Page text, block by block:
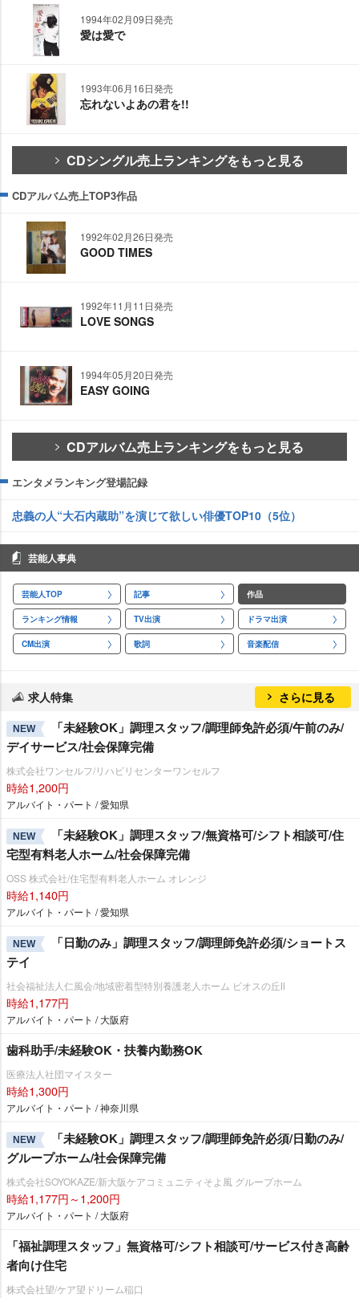
1994年02月09日発売
愛は愛で
1993年06月16日発売
忘れないよあの君を!!
CDシングル売上ランキングをもっと見る
CDアルバム売上TOP3作品
1992年02月26日発売
GOOD TIMES
1992年11月11日発売
LOVE SONGS
1994年05月20日発売
EASY GOING
CDアルバム売上ランキングをもっと見る
エンタメランキング登場記録
忠義の人“大石内蔵助”を演じて欲しい俳優TOP10（5位）
芸能人事典
芸能人TOP 記事 作品
ランキング情報 TV出演 ドラマ出演
CM出演 歌詞 音楽配信
求人特集 さらに見る
NEW
「未経験OK」調理スタッフ/調理師免許必須/午前のみ/
デイサービス/社会保障完備
株式会社ワンセルフ/リハビリセンターワンセルフ
時給1,200円
アルバイト・パート / 愛知県
NEW
「未経験OK」調理スタッフ/無資格可/シフト相談可/住
宅型有料老人ホーム/社会保障完備
OSS 株式会社/住宅型有料老人ホーム オレンジ
時給1,140円
アルバイト・パート / 愛知県
NEW
「日勤のみ」調理スタッフ/調理師免許必須/ショートス
テイ
社会福祉法人仁風会/地域密着型特別養護老人ホーム ビオスの丘Ⅱ
時給1,177円
アルバイト・パート / 大阪府
歯科助手/未経験OK・扶養内勤務OK
医療法人社団マイスター
時給1,300円
アルバイト・パート / 神奈川県
NEW
「未経験OK」調理スタッフ/調理師免許必須/日勤のみ/
グループホーム/社会保障完備
株式会社SOYOKAZE/新大阪ケアコミュニティそよ風 グループホーム
時給1,177円～1,200円
アルバイト・パート / 大阪府
「福祉調理スタッフ」無資格可/シフト相談可/サービス付き高齢
者向け住宅
株式会社望/ケア望ドリーム稲口